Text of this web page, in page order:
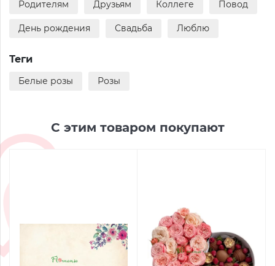
Родителям Друзьям Коллеге Повод
День рождения Свадьба Люблю
Теги
Белые розы Розы
С этим товаром покупают